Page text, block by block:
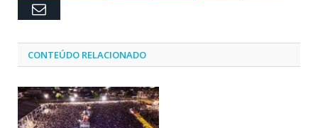
Email
CONTEÚDO RELACIONADO